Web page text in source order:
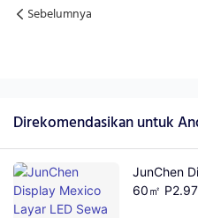
Sebelumnya
Direkomendasikan untuk
JunChen
60㎡